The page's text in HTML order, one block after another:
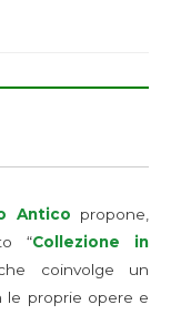
Antico propone,
“Collezione in
coinvolge un
le proprie opere e